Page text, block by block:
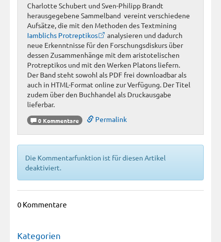
Charlotte Schubert und Sven-Philipp Brandt
herausgegebene Sammelband vereint verschiedene
Aufsätze, die mit den Methoden des Textmining
Iamblichs Protreptikos
analysieren und dadurch
neue Erkenntnisse für den Forschungsdiskurs über
dessen Zusammenhänge mit dem aristotelischen
Protreptikos und mit den Werken Platons liefern.
Der Band steht sowohl als PDF frei downloadbar als
auch in HTML-Format online zur Verfügung. Der Titel
zudem über den Buchhandel als Druckausgabe
lieferbar.
0 Kommentare Permalink
Die Kommentarfunktion ist für diesen Artikel
deaktiviert.
0 Kommentare
Kategorien